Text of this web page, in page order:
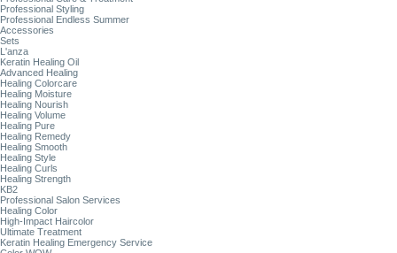
Professional Styling
Professional Endless Summer
Accessories
Sets
L'anza
Keratin Healing Oil
Advanced Healing
Healing Colorcare
Healing Moisture
Healing Nourish
Healing Volume
Healing Pure
Healing Remedy
Healing Smooth
Healing Style
Healing Curls
Healing Strength
KB2
Professional Salon Services
Healing Color
High-Impact Haircolor
Ultimate Treatment
Keratin Healing Emergency Service